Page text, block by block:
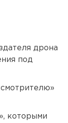
дрона
под
которыми